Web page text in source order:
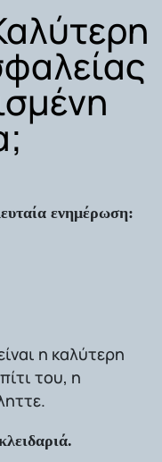
ενημέρωση:
η καλύτερη
του, η